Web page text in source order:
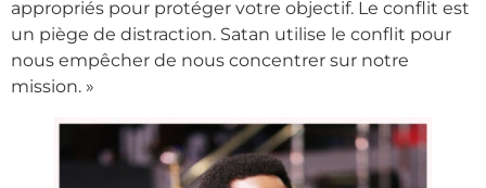
appropriés pour protéger votre objectif. Le conflit est
un piège de distraction. Satan utilise le conflit pour
nous empêcher de nous concentrer sur notre
mission. »